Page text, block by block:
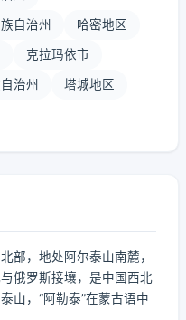
自治州 哈密地区
克拉玛依市
治州 塔城地区
部，地处阿尔泰山南麓，
俄罗斯接壤，是中国西北
山，“阿勒泰”在蒙古语中